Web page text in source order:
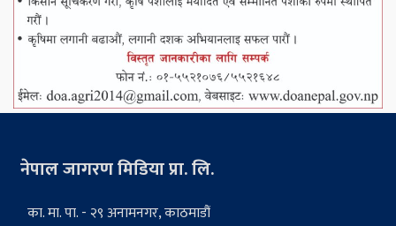
नेपाल जागरण मिडिया प्रा. लि.
का. मा. पा. - २९ अनामनगर, काठमाडौं